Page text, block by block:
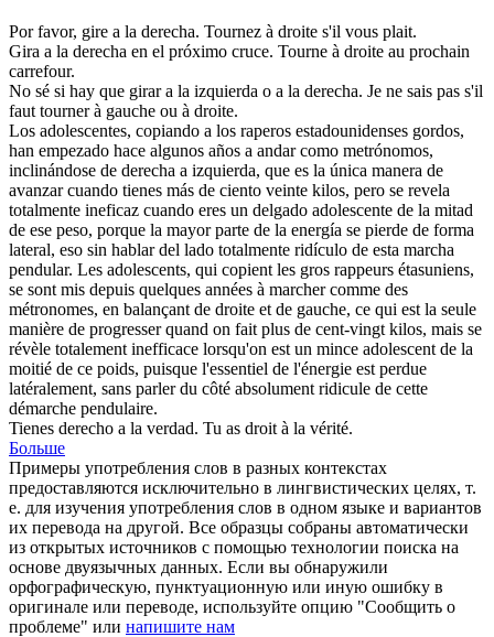
Por favor, gire a la derecha. Tournez à droite s'il vous plait.
Gira a la derecha en el próximo cruce. Tourne à droite au prochain
carrefour.
No sé si hay que girar a la izquierda o a la derecha. Je ne sais pas s'il
faut tourner à gauche ou à droite.
Los adolescentes, copiando a los raperos estadounidenses gordos,
han empezado hace algunos años a andar como metrónomos,
inclinándose de derecha a izquierda, que es la única manera de
avanzar cuando tienes más de ciento veinte kilos, pero se revela
totalmente ineficaz cuando eres un delgado adolescente de la mitad
de ese peso, porque la mayor parte de la energía se pierde de forma
lateral, eso sin hablar del lado totalmente ridículo de esta marcha
pendular. Les adolescents, qui copient les gros rappeurs étasuniens,
se sont mis depuis quelques années à marcher comme des
métronomes, en balançant de droite et de gauche, ce qui est la seule
manière de progresser quand on fait plus de cent-vingt kilos, mais se
révèle totalement inefficace lorsqu'on est un mince adolescent de la
moitié de ce poids, puisque l'essentiel de l'énergie est perdue
latéralement, sans parler du côté absolument ridicule de cette
démarche pendulaire.
Tienes derecho a la verdad. Tu as droit à la vérité.
Больше
Примеры употребления слов в разных контекстах
предоставляются исключительно в лингвистических целях, т.
е. для изучения употребления слов в одном языке и вариантов
их перевода на другой. Все образцы собраны автоматически
из открытых источников с помощью технологии поиска на
основе двуязычных данных. Если вы обнаружили
орфографическую, пунктуационную или иную ошибку в
оригинале или переводе, используйте опцию "Сообщить о
проблеме" или напишите нам